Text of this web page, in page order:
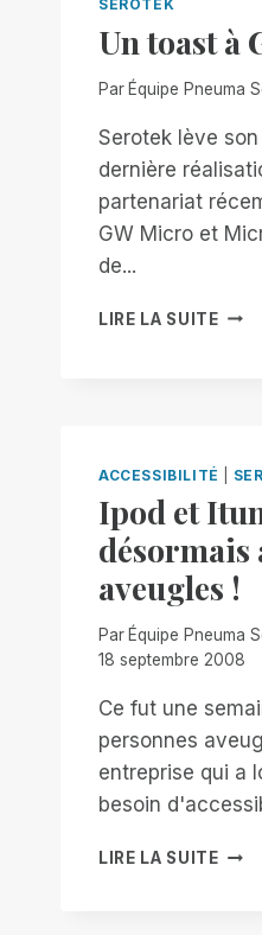
SEROTEK
Un toast à
ParÉquipe Pneuma
Serotek lève
dernière
partenariat
GW Micro et
de...
LIRE LA SUITEUN
ACCESSIBILITÉ
Ipod et
désormais
aveugles !
Par Équipe Pneuma
18 septembre 2008
Ce fut une
personnes
entreprise qui a
besoin
LIRE LA SUITEIPOD